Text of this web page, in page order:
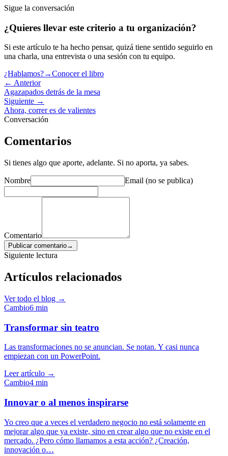
Sigue la conversación
¿Quieres llevar este criterio a tu organización?
Si este artículo te ha hecho pensar, quizá tiene sentido seguirlo en
una charla, una entrevista o una sesión con tu equipo.
¿Hablamos?→Conocer el libro
← Anterior
Agazapados detrás de la mesa
Siguiente →
Ahora, correr es de valientes
Conversación
Comentarios
Si tienes algo que aporte, adelante. Si no aporta, ya sabes.
Nombre Email (no se publica)
Comentario
Publicar comentario→
Siguiente lectura
Artículos relacionados
Ver todo el blog →
Cambio6 min
Transformar sin teatro
Las transformaciones no se anuncian. Se notan. Y casi nunca
empiezan con un PowerPoint.
Leer artículo →
Cambio4 min
Innovar o al menos inspirarse
Yo creo que a veces el verdadero negocio no está solamente en
mejorar algo que ya existe, sino en crear algo que no existe en el
mercado. ¿Pero cómo llamamos a esta acción? ¿Creación,
innovación o…